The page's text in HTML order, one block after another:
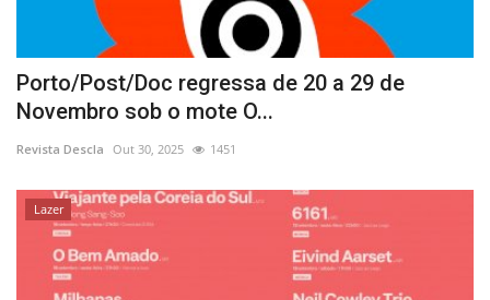
Porto/Post/Doc regressa de 20 a 29 de
Novembro sob o mote O...
Revista Descla Out 30, 2025 1451
Lazer